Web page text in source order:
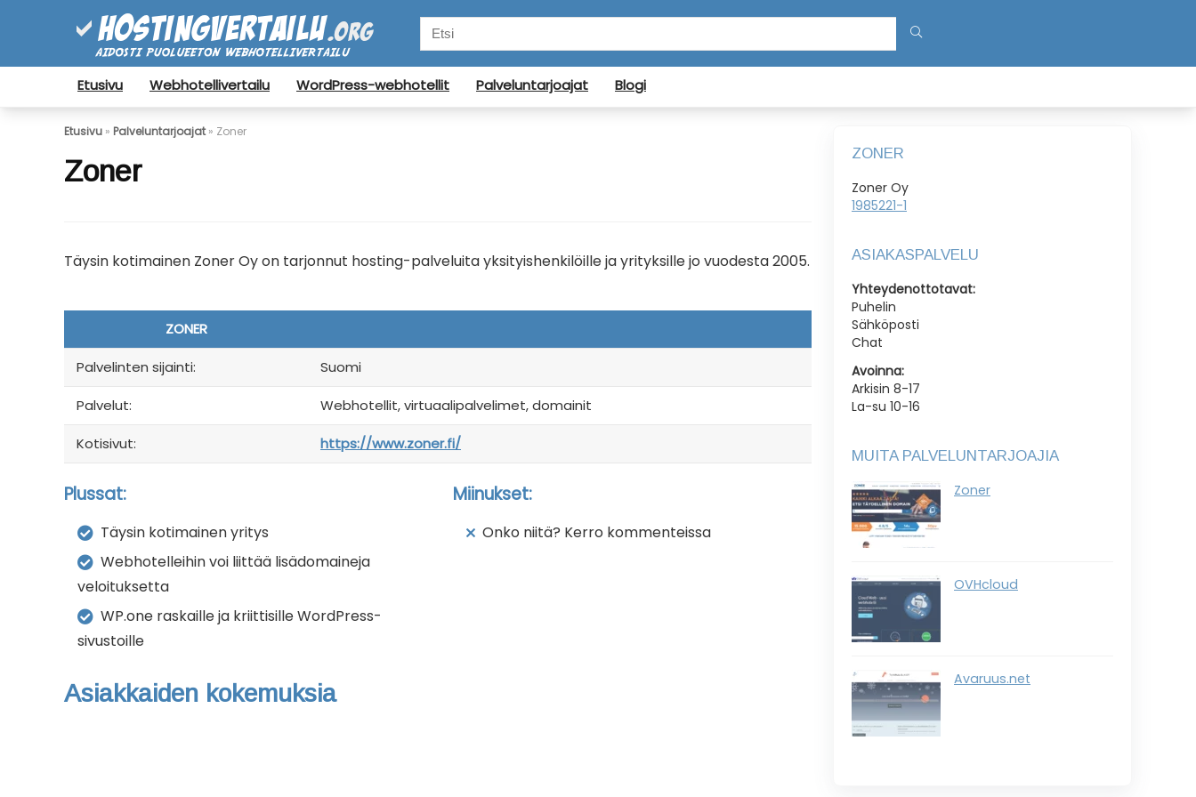
Etusivu Webhotellivertailu WordPress-webhotellit Palveluntarjoajat Blogi
Etusivu » Palveluntarjoajat» Zoner
Zoner
Täysin kotimainen Zoner Oy on tarjonnut hosting-palveluita yksityishenkilöille ja yrityksille jo vuodesta 2005.
ZONER
Palvelinten sijainti: Suomi
Palvelut: Webhotellit, virtuaalipalvelimet, domainit
Kotisivut: https://www.zoner.fi/
Plussat:
Täysin kotimainen yritys
Webhotelleihin voi liittää lisädomaineja
veloituksetta
WP.one raskaille ja kriittisille WordPress-
sivustoille
Miinukset:
Onko niitä? Kerro kommenteissa
Asiakkaiden kokemuksia
ZONER
Zoner Oy
1985221-1
ASIAKASPALVELU
Yhteydenottotavat:
Puhelin
Sähköposti
Chat
Avoinna:
Arkisin 8-17
La-su 10-16
MUITA PALVELUNTARJOAJIA
Zoner
OVHcloud
Avaruus.net